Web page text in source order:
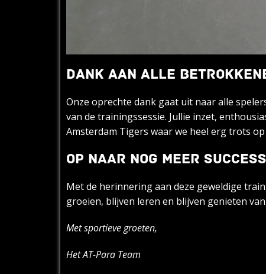
DANK AAN ALLE
Onze oprechte dank gaat uit naar alle
van de trainingssessie. Jullie inzet,
Amsterdam Tigers waar we heel erg trots
OP NAAR NOG MEER
Met de herinnering aan deze geweldige
groeien, blijven leren en blijven genieten
Met sportieve groeten,
Het AT-Para Team